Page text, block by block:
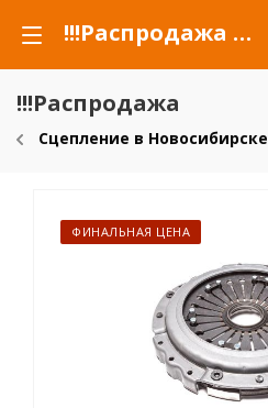
!!!Распродажа для автомобилей российских марок и сельхозтехники
!!!Распродажа
Сцепление в Новосибирске
ФИНАЛЬНАЯ ЦЕНА